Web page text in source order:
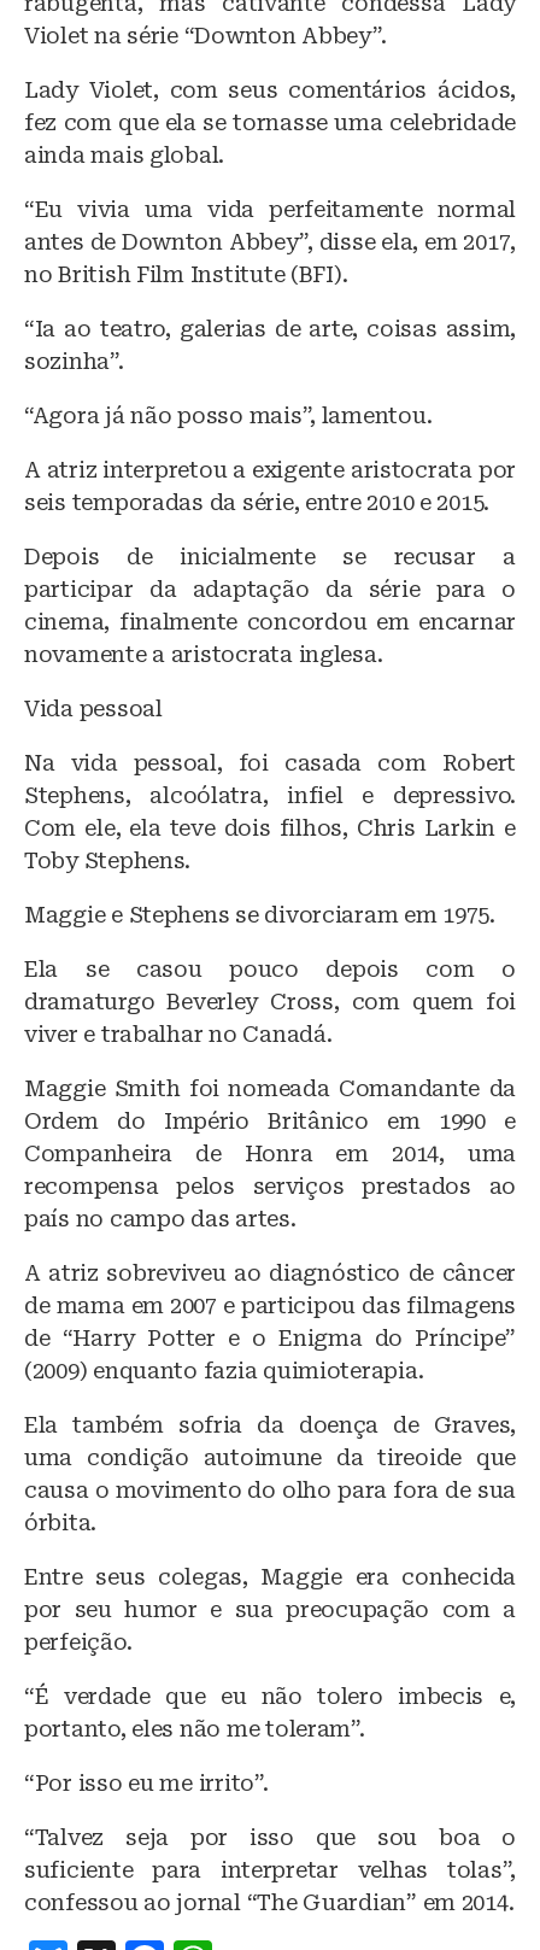
Violet na série “Downton Abbey”.
Lady Violet, com seus comentários ácidos,
fez com que ela se tornasse uma celebridade
ainda mais global.
“Eu vivia uma vida perfeitamente normal
antes de Downton Abbey”, disse ela, em 2017,
no British Film Institute (BFI).
“Ia ao teatro, galerias de arte, coisas assim,
sozinha”.
“Agora já não posso mais”, lamentou.
A atriz interpretou a exigente aristocrata por
seis temporadas da série, entre 2010 e 2015.
Depois de inicialmente se recusar a
participar da adaptação da série para o
cinema, finalmente concordou em encarnar
novamente a aristocrata inglesa.
Vida pessoal
Na vida pessoal, foi casada com Robert
Stephens, alcoólatra, infiel e depressivo.
Com ele, ela teve dois filhos, Chris Larkin e
Toby Stephens.
Maggie e Stephens se divorciaram em 1975.
Ela se casou pouco depois com o
dramaturgo Beverley Cross, com quem foi
viver e trabalhar no Canadá.
Maggie Smith foi nomeada Comandante da
Ordem do Império Britânico em 1990 e
Companheira de Honra em 2014, uma
recompensa pelos serviços prestados ao
país no campo das artes.
A atriz sobreviveu ao diagnóstico de câncer
de mama em 2007 e participou das filmagens
de “Harry Potter e o Enigma do Príncipe”
(2009) enquanto fazia quimioterapia.
Ela também sofria da doença de Graves,
uma condição autoimune da tireoide que
causa o movimento do olho para fora de sua
órbita.
Entre seus colegas, Maggie era conhecida
por seu humor e sua preocupação com a
perfeição.
“É verdade que eu não tolero imbecis e,
portanto, eles não me toleram”.
“Por isso eu me irrito”.
“Talvez seja por isso que sou boa o
suficiente para interpretar velhas tolas”,
confessou ao jornal “The Guardian” em 2014.